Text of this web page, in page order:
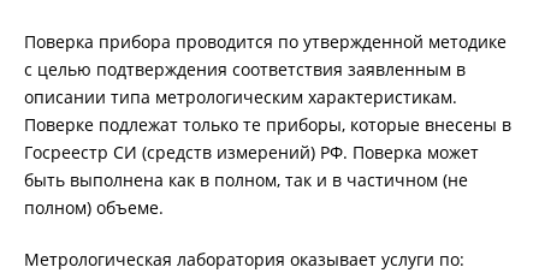
Поверка прибора проводится по утвержденной методике
с целью подтверждения соответствия заявленным в
описании типа метрологическим характеристикам.
Поверке подлежат только те приборы, которые внесены в
Госреестр СИ (средств измерений) РФ. Поверка может
быть выполнена как в полном, так и в частичном (не
полном) объеме.
Метрологическая лаборатория оказывает услуги по: